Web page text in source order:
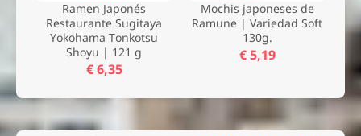
Ramen Japonés
Restaurante Sugitaya
Yokohama Tonkotsu
Shoyu | 121 g
€ 6,35
Mochis japoneses de
Ramune | Variedad Soft
130g.
€ 5,19